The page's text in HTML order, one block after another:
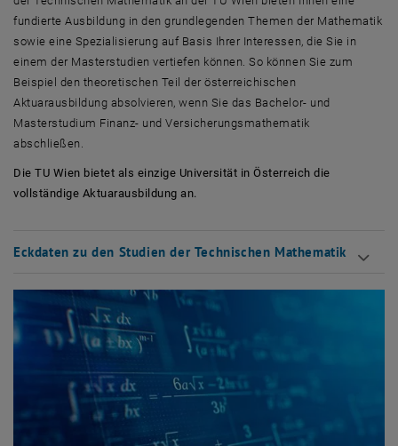
fundierte Ausbildung in den grundlegenden Themen der Mathematik
sowie eine Spezialisierung auf Basis Ihrer Interessen, die Sie in
einem der Masterstudien vertiefen können. So können Sie zum
Beispiel den theoretischen Teil der österreichischen
Aktuarausbildung absolvieren, wenn Sie das Bachelor- und
Masterstudium Finanz- und Versicherungsmathematik
abschließen.
Die TU Wien bietet als einzige Universität in Österreich die
vollständige Aktuarausbildung an.
Eckdaten zu den Studien der Technischen Mathematik